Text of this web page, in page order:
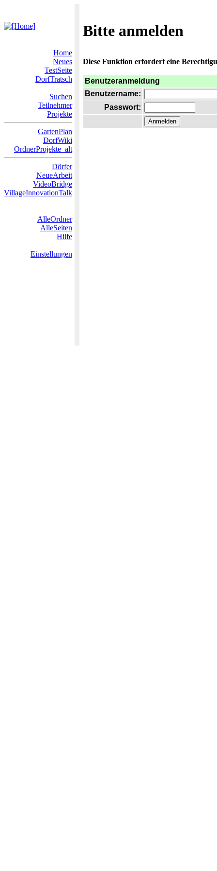
Bitte anmelden
Home
Neues
TestSeite
DorfTratsch
Suchen
Teilnehmer
Projekte
GartenPlan
DorfWiki
OrdnerProjekte_alt
Dörfer
NeueArbeit
VideoBridge
VillageInnovationTalk
AlleOrdner
AlleSeiten
Hilfe
Einstellungen
Diese Funktion erfordert eine
Benutzeranmeldung
Benutzername:
Passwort: